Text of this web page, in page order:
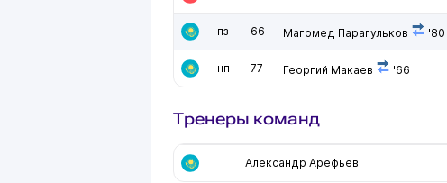
пз 66 Магомед Парагульков '80
нп 77 Георгий Макаев '66
Тренеры команд
Александр Арефьев